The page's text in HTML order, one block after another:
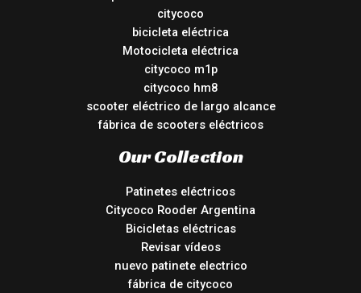
citycoco
bicicleta eléctrica
Motocicleta eléctrica
citycoco m1p
citycoco hm8
scooter eléctrico de largo alcance
fábrica de scooters eléctricos
Our Collection
Patinetes eléctricos
Citycoco Rooder Argentina
Bicicletas eléctricas
Revisar vídeos
nuevo patinete electrico
fábrica de citycoco